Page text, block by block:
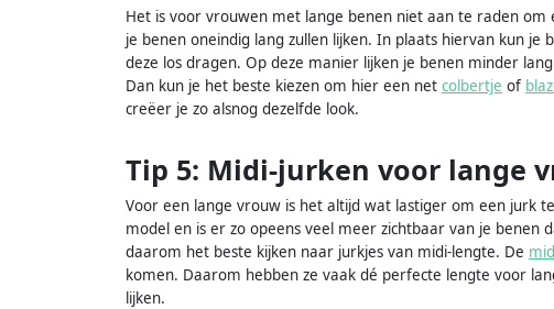
Het is voor vrouwen met lange benen niet aan te raden
je benen oneindig lang zullen lijken. In plaats hiervan kun
deze los dragen. Op deze manier lijken je benen minder
Dan kun je het beste kiezen om hier een net colbertje of
creëer je zo alsnog dezelfde look.
Tip 5: Midi-jurken voor lange
Voor een lange vrouw is het altijd wat lastiger om een jurk
model en is er zo opeens veel meer zichtbaar van je benen
daarom het beste kijken naar jurkjes van midi-lengte. De
komen. Daarom hebben ze vaak dé perfecte lengte voor
lijken.